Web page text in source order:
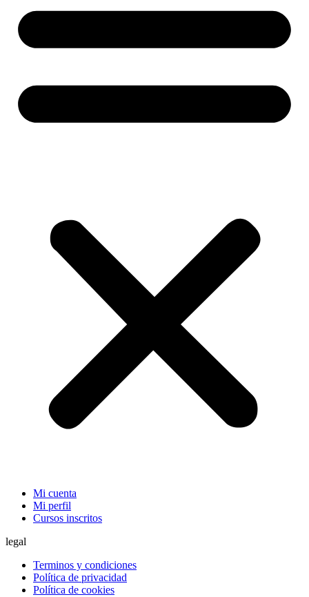
Mi cuenta
Mi perfil
Cursos inscritos
legal
Terminos y condiciones
Política de privacidad
Política de cookies